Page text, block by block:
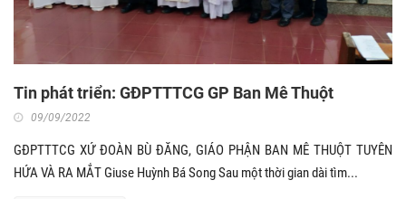
Tin phát triển: GĐPTTTCG GP Ban Mê Thuột
09/09/2022
GĐPTTTCG XỨ ĐOÀN BÙ ĐĂNG, GIÁO PHẬN BAN MÊ THUỘT TUYÊN
HỨA VÀ RA MẮT Giuse Huỳnh Bá Song Sau một thời gian dài tìm...